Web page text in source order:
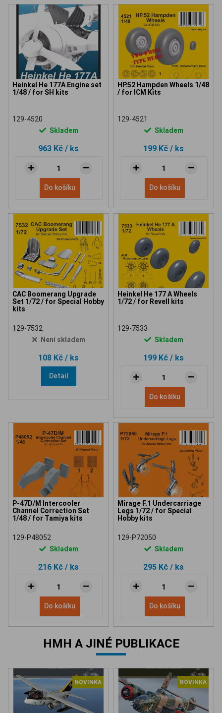
Heinkel He 177A Engine set
1/48 / for SH kits
129-4520
Skladem
963 Kč / ks
Do košíku
HP.52 Hampden Wheels 1/48
/ for ICM Kits
129-4521
Skladem
199 Kč / ks
Do košíku
CAC Boomerang Upgrade
Set 1/72 / for Special Hobby
kits
129-7532
Není skladem
108 Kč / ks
Detail
Heinkel He 177 A Wheels
1/72 / for Revell kits
129-7533
Skladem
199 Kč / ks
Do košíku
P-47D/M Intercooler
Channel Correction Set
1/48 / for Tamiya kits
129-P48052
Skladem
216 Kč / ks
Do košíku
Mirage F.1 Undercarriage
Legs 1/72 / for Special
Hobby kits
129-P72050
Skladem
295 Kč / ks
Do košíku
HMH A JINÉ PUBLIKACE
NOVINKA NOVINKA